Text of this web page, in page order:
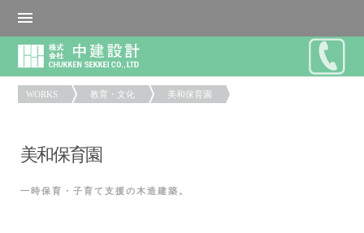
WORKS 教育・文化 美和保育園
美和保育園
一時保育・子育て支援の木造建築。